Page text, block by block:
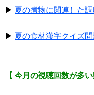
▶ 夏の煮物に関連した
▶ 夏の食材漢字クイズ問
【 今月の視聴回数が多い